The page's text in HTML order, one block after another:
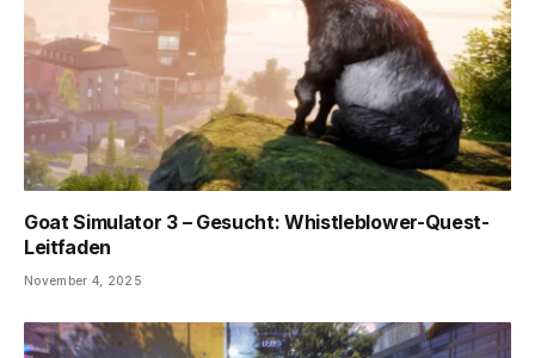
Goat Simulator 3 – Gesucht: Whistleblower-Quest-
Leitfaden
November 4, 2025